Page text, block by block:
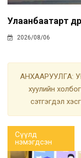
Улаанбаатарт
2026/08/06
АНХААРУУЛГА:
хуулийн
сэтгэгдэл
Сүүлд
нэмэгдсэн